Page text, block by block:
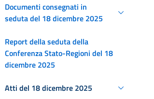
Documenti consegnati in
seduta del 18 dicembre 2025
Report della seduta della
Conferenza Stato-Regioni del 18
dicembre 2025
Atti del 18 dicembre 2025